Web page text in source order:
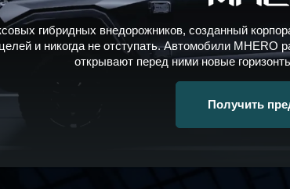
гибридных внедорожников, созданный
и никогда не отступать. Автомобили
открывают перед ними новые
Получить